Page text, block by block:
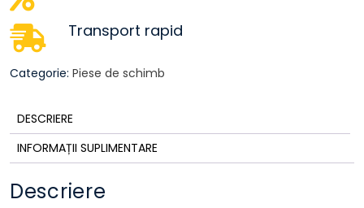
Transport rapid
Categorie: Piese de schimb
DESCRIERE
INFORMAȚII SUPLIMENTARE
Descriere